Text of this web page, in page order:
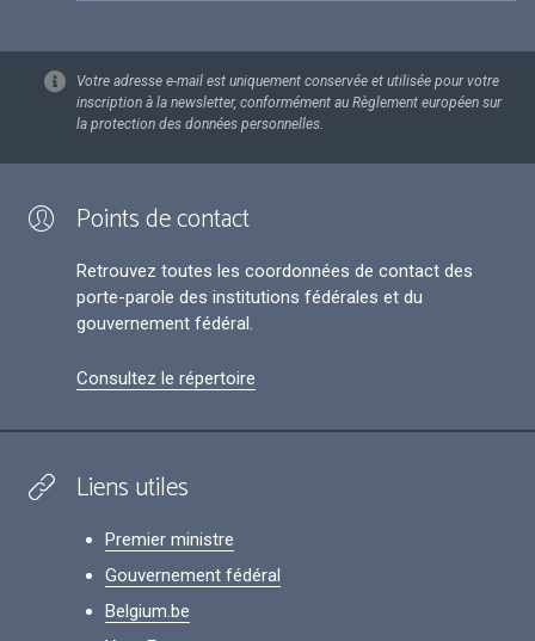
Votre adresse e-mail est uniquement conservée et utilisée pour votre
inscription à la newsletter, conformément au Règlement européen sur
la protection des données personnelles.
Points de contact
Retrouvez toutes les coordonnées de contact des
porte-parole des institutions fédérales et du
gouvernement fédéral.
Consultez le répertoire
Liens utiles
Premier ministre
Gouvernement fédéral
Belgium.be